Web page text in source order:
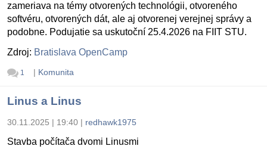
zameriava na témy otvorených technológii, otvoreného
softvéru, otvorených dát, ale aj otvorenej verejnej správy a
podobne. Podujatie sa uskutoční 25.4.2026 na FIIT STU.
Zdroj: Bratislava OpenCamp
1 | Komunita
Linus a Linus
30.11.2025 | 19:40 | redhawk1975
Stavba počítača dvomi Linusmi